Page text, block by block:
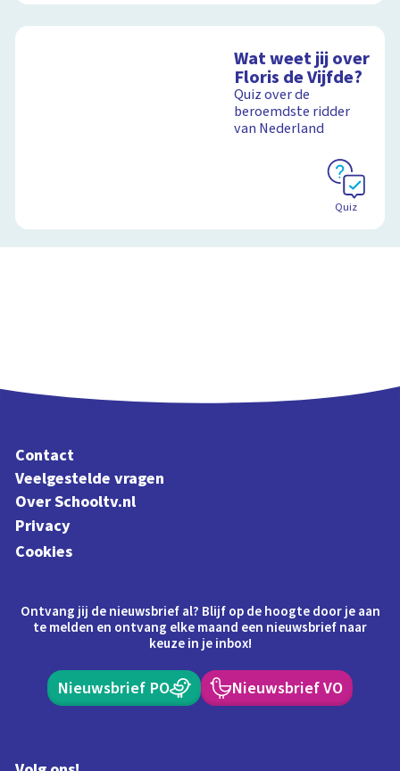
Wat weet jij over
Floris de Vijfde?
Quiz over de
beroemdste ridder
van Nederland
Quiz
Contact
Veelgestelde vragen
Over Schooltv.nl
Privacy
Cookies
Ontvang jij de nieuwsbrief al? Blijf op de hoogte door je aan
te melden en ontvang elke maand een nieuwsbrief naar
keuze in je inbox!
Nieuwsbrief PO Nieuwsbrief VO